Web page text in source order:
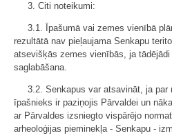
3. Citi noteikumi:
3.1. Īpašumā vai zemes vienībā
rezultātā nav pieļaujama Senkapu
atsevišķās zemes vienībās, ja
saglabāšana.
3.2. Senkapus var atsavināt, ja par
īpašnieks ir paziņojis Pārvaldei un
ar Pārvaldes izsniegto vispārējo
arheoloģijas pieminekļa - Senkapu -